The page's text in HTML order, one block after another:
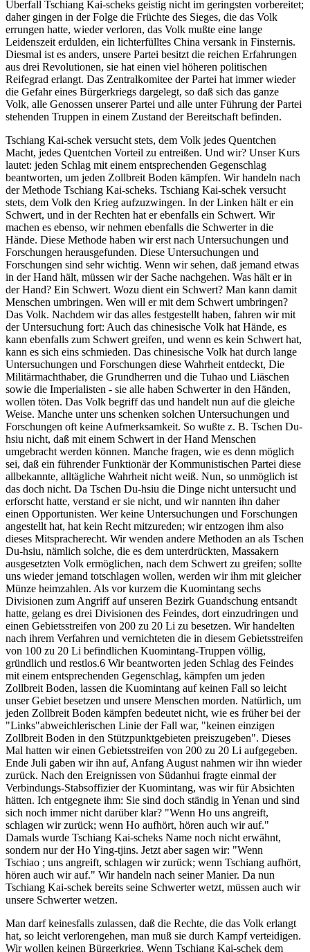
Überfall Tschiang Kai-scheks geistig nicht im geringsten vorbereitet;
daher gingen in der Folge die Früchte des Sieges, die das Volk
errungen hatte, wieder verloren, das Volk mußte eine lange
Leidenszeit erdulden, ein lichterfülltes China versank in Finsternis.
Diesmal ist es anders, unsere Partei besitzt die reichen Erfahrungen
aus drei Revolutionen, sie hat einen viel höheren politischen
Reifegrad erlangt. Das Zentralkomitee der Partei hat immer wieder
die Gefahr eines Bürgerkriegs dargelegt, so daß sich das ganze
Volk, alle Genossen unserer Partei und alle unter Führung der Partei
stehenden Truppen in einem Zustand der Bereitschaft befinden.
Tschiang Kai-schek versucht stets, dem Volk jedes Quentchen
Macht, jedes Quentchen Vorteil zu entreißen. Und wir? Unser Kurs
lautet: jeden Schlag mit einem entsprechenden Gegenschlag
beantworten, um jeden Zollbreit Boden kämpfen. Wir handeln nach
der Methode Tschiang Kai-scheks. Tschiang Kai-schek versucht
stets, dem Volk den Krieg aufzuzwingen. In der Linken hält er ein
Schwert, und in der Rechten hat er ebenfalls ein Schwert. Wir
machen es ebenso, wir nehmen ebenfalls die Schwerter in die
Hände. Diese Methode haben wir erst nach Untersuchungen und
Forschungen herausgefunden. Diese Untersuchungen und
Forschungen sind sehr wichtig. Wenn wir sehen, daß jemand etwas
in der Hand hält, müssen wir der Sache nachgehen. Was hält er in
der Hand? Ein Schwert. Wozu dient ein Schwert? Man kann damit
Menschen umbringen. Wen will er mit dem Schwert umbringen?
Das Volk. Nachdem wir das alles festgestellt haben, fahren wir mit
der Untersuchung fort: Auch das chinesische Volk hat Hände, es
kann ebenfalls zum Schwert greifen, und wenn es kein Schwert hat,
kann es sich eins schmieden. Das chinesische Volk hat durch lange
Untersuchungen und Forschungen diese Wahrheit entdeckt, Die
Militärmachthaber, die Grundherren und die Tuhao und Liäschen
sowie die Imperialisten - sie alle haben Schwerter in den Händen,
wollen töten. Das Volk begriff das und handelt nun auf die gleiche
Weise. Manche unter uns schenken solchen Untersuchungen und
Forschungen oft keine Aufmerksamkeit. So wußte z. B. Tschen Du-
hsiu nicht, daß mit einem Schwert in der Hand Menschen
umgebracht werden können. Manche fragen, wie es denn möglich
sei, daß ein führender Funktionär der Kommunistischen Partei diese
allbekannte, alltägliche Wahrheit nicht weiß. Nun, so unmöglich ist
das doch nicht. Da Tschen Du-hsiu die Dinge nicht untersucht und
erforscht hatte, verstand er sie nicht, und wir nannten ihn daher
einen Opportunisten. Wer keine Untersuchungen und Forschungen
angestellt hat, hat kein Recht mitzureden; wir entzogen ihm also
dieses Mitspracherecht. Wir wenden andere Methoden an als Tschen
Du-hsiu, nämlich solche, die es dem unterdrückten, Massakern
ausgesetzten Volk ermöglichen, nach dem Schwert zu greifen; sollte
uns wieder jemand totschlagen wollen, werden wir ihm mit gleicher
Münze heimzahlen. Als vor kurzem die Kuomintang sechs
Divisionen zum Angriff auf unseren Bezirk Guandschung entsandt
hatte, gelang es drei Divisionen des Feindes, dort einzudringen und
einen Gebietsstreifen von 200 zu 20 Li zu besetzen. Wir handelten
nach ihrem Verfahren und vernichteten die in diesem Gebietsstreifen
von 100 zu 20 Li befindlichen Kuomintang-Truppen völlig,
gründlich und restlos.6 Wir beantworten jeden Schlag des Feindes
mit einem entsprechenden Gegenschlag, kämpfen um jeden
Zollbreit Boden, lassen die Kuomintang auf keinen Fall so leicht
unser Gebiet besetzen und unsere Menschen morden. Natürlich, um
jeden Zollbreit Boden kämpfen bedeutet nicht, wie es früher bei der
"Links"abweichlerischen Linie der Fall war, "keinen einzigen
Zollbreit Boden in den Stützpunktgebieten preiszugeben". Dieses
Mal hatten wir einen Gebietsstreifen von 200 zu 20 Li aufgegeben.
Ende Juli gaben wir ihn auf, Anfang August nahmen wir ihn wieder
zurück. Nach den Ereignissen von Südanhui fragte einmal der
Verbindungs-Stabsoffizier der Kuomintang, was wir für Absichten
hätten. Ich entgegnete ihm: Sie sind doch ständig in Yenan und sind
sich noch immer nicht darüber klar? "Wenn Ho uns angreift,
schlagen wir zurück; wenn Ho aufhört, hören auch wir auf."
Damals wurde Tschiang Kai-scheks Name noch nicht erwähnt,
sondern nur der Ho Ying-tjins. Jetzt aber sagen wir: "Wenn
Tschiao ; uns angreift, schlagen wir zurück; wenn Tschiang aufhört,
hören auch wir auf." Wir handeln nach seiner Manier. Da nun
Tschiang Kai-schek bereits seine Schwerter wetzt, müssen auch wir
unsere Schwerter wetzen.
Man darf keinesfalls zulassen, daß die Rechte, die das Volk erlangt
hat, so leicht verlorengehen, man muß sie durch Kampf verteidigen.
Wir wollen keinen Bürgerkrieg. Wenn Tschiang Kai-schek dem